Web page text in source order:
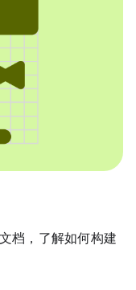
档，了解如何构建